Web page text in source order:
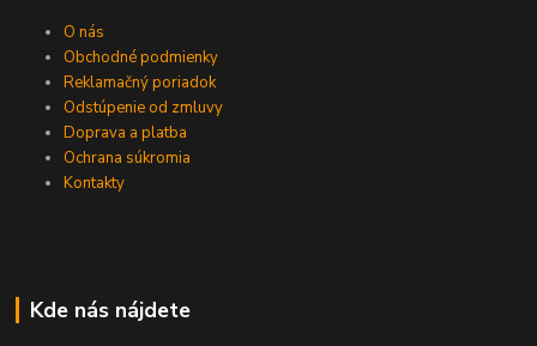
O nás
Obchodné podmienky
Reklamačný poriadok
Odstúpenie od zmluvy
Doprava a platba
Ochrana súkromia
Kontakty
Kde nás nájdete